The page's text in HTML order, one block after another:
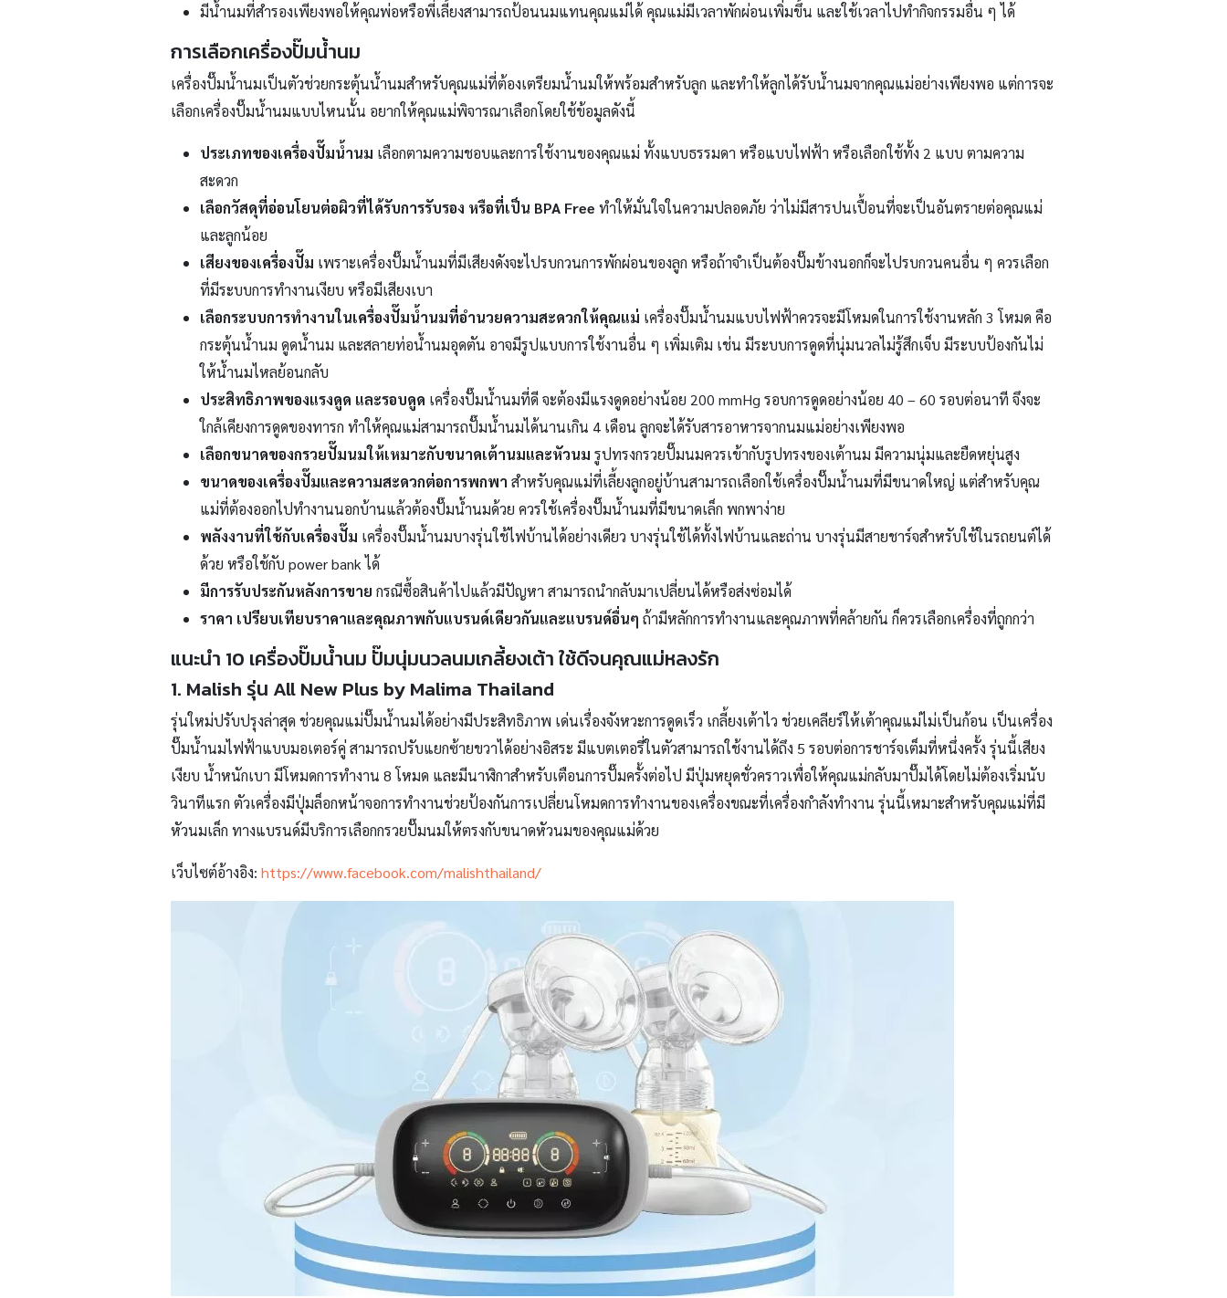
มีน้ำนมที่สำรองเพียงพอให้คุณพ่อหรือพี่เลี้ยงสามารถป้อนนมแทนคุณแม่ได้ คุณแม่มีเวลาพักผ่อนเพิ่มขึ้น และใช้เวลาไปทำกิจกรรมอื่น ๆ ได้
การเลือกเครื่องปั๊มน้ำนม
เครื่องปั๊มน้ำนมเป็นตัวช่วยกระตุ้นน้ำนมสำหรับคุณแม่ที่ต้องเตรียมน้ำนมให้พร้อมสำหรับลูก และทำให้ลูกได้รับน้ำนมจากคุณแม่อย่างเพียงพอ แต่การจะ
เลือกเครื่องปั๊มน้ำนมแบบไหนนั้น อยากให้คุณแม่พิจารณาเลือกโดยใช้ข้อมูลดังนี้
ประเภทของเครื่องปั๊มน้ำนม เลือกตามความชอบและการใช้งานของคุณแม่ ทั้งแบบธรรมดา หรือแบบไฟฟ้า หรือเลือกใช้ทั้ง 2 แบบ ตามความ
สะดวก
เลือกวัสดุที่อ่อนโยนต่อผิวที่ได้รับการรับรอง หรือที่เป็น BPA Free ทำให้มั่นใจในความปลอดภัย ว่าไม่มีสารปนเปื้อนที่จะเป็นอันตรายต่อคุณแม่
และลูกน้อย
เสียงของเครื่องปั๊ม เพราะเครื่องปั๊มน้ำนมที่มีเสียงดังจะไปรบกวนการพักผ่อนของลูก หรือถ้าจำเป็นต้องปั๊มข้างนอกก็จะไปรบกวนคนอื่น ๆ ควรเลือก
ที่มีระบบการทำงานเงียบ หรือมีเสียงเบา
เลือกระบบการทำงานในเครื่องปั๊มน้ำนมที่อำนวยความสะดวกให้คุณแม่ เครื่องปั๊มน้ำนมแบบไฟฟ้าควรจะมีโหมดในการใช้งานหลัก 3 โหมด คือ
กระตุ้นน้ำนม ดูดน้ำนม และสลายท่อน้ำนมอุดตัน อาจมีรูปแบบการใช้งานอื่น ๆ เพิ่มเติม เช่น มีระบบการดูดที่นุ่มนวลไม่รู้สึกเจ็บ มีระบบป้องกันไม่
ให้น้ำนมไหลย้อนกลับ
ประสิทธิภาพของแรงดูด และรอบดูด เครื่องปั๊มน้ำนมที่ดี จะต้องมีแรงดูดอย่างน้อย 200 mmHg รอบการดูดอย่างน้อย 40 – 60 รอบต่อนาที จึงจะ
ใกล้เคียงการดูดของทารก ทำให้คุณแม่สามารถปั๊มน้ำนมได้นานเกิน 4 เดือน ลูกจะได้รับสารอาหารจากนมแม่อย่างเพียงพอ
เลือกขนาดของกรวยปั๊มนมให้เหมาะกับขนาดเต้านมและหัวนม รูปทรงกรวยปั๊มนมควรเข้ากับรูปทรงของเต้านม มีความนุ่มและยืดหยุ่นสูง
ขนาดของเครื่องปั๊มและความสะดวกต่อการพกพา สำหรับคุณแม่ที่เลี้ยงลูกอยู่บ้านสามารถเลือกใช้เครื่องปั๊มน้ำนมที่มีขนาดใหญ่ แต่สำหรับคุณ
แม่ที่ต้องออกไปทำงานนอกบ้านแล้วต้องปั๊มน้ำนมด้วย ควรใช้เครื่องปั๊มน้ำนมที่มีขนาดเล็ก พกพาง่าย
พลังงานที่ใช้กับเครื่องปั๊ม เครื่องปั๊มน้ำนมบางรุ่นใช้ไฟบ้านได้อย่างเดียว บางรุ่นใช้ได้ทั้งไฟบ้านและถ่าน บางรุ่นมีสายชาร์จสำหรับใช้ในรถยนต์ได้
ด้วย หรือใช้กับ power bank ได้
มีการรับประกันหลังการขาย กรณีซื้อสินค้าไปแล้วมีปัญหา สามารถนำกลับมาเปลี่ยนได้หรือส่งซ่อมได้
ราคา เปรียบเทียบราคาและคุณภาพกับแบรนด์เดียวกันและแบรนด์อื่นๆ ถ้ามีหลักการทำงานและคุณภาพที่คล้ายกัน ก็ควรเลือกเครื่องที่ถูกกว่า
แนะนำ 10 เครื่องปั๊มน้ำนม ปั๊มนุ่มนวลนมเกลี้ยงเต้า ใช้ดีจนคุณแม่หลงรัก
1. Malish รุ่น All New Plus by Malima Thailand
รุ่นใหม่ปรับปรุงล่าสุด ช่วยคุณแม่ปั๊มน้ำนมได้อย่างมีประสิทธิภาพ เด่นเรื่องจังหวะการดูดเร็ว เกลี้ยงเต้าไว ช่วยเคลียร์ให้เต้าคุณแม่ไม่เป็นก้อน เป็นเครื่อง
ปั๊มน้ำนมไฟฟ้าแบบมอเตอร์คู่ สามารถปรับแยกซ้ายขวาได้อย่างอิสระ มีแบตเตอรี่ในตัวสามารถใช้งานได้ถึง 5 รอบต่อการชาร์จเต็มที่หนึ่งครั้ง รุ่นนี้เสียง
เงียบ น้ำหนักเบา มีโหมดการทำงาน 8 โหมด และมีนาฬิกาสำหรับเตือนการปั๊มครั้งต่อไป มีปุ่มหยุดชั่วคราวเพื่อให้คุณแม่กลับมาปั๊มได้โดยไม่ต้องเริ่มนับ
วินาทีแรก ตัวเครื่องมีปุ่มล็อกหน้าจอการทำงานช่วยป้องกันการเปลี่ยนโหมดการทำงานของเครื่องขณะที่เครื่องกำลังทำงาน รุ่นนี้เหมาะสำหรับคุณแม่ที่มี
หัวนมเล็ก ทางแบรนด์มีบริการเลือกกรวยปั๊มนมให้ตรงกับขนาดหัวนมของคุณแม่ด้วย
เว็บไซต์อ้างอิง: https://www.facebook.com/malishthailand/